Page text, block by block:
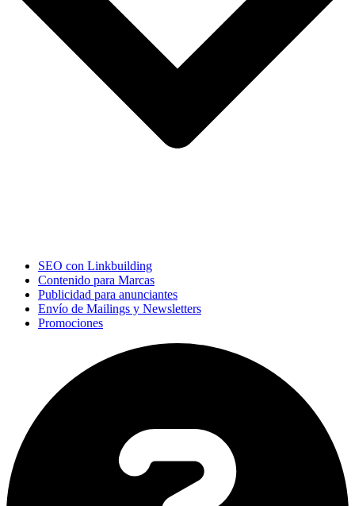
SEO con Linkbuilding
Contenido para Marcas
Publicidad para anunciantes
Envío de Mailings y Newsletters
Promociones